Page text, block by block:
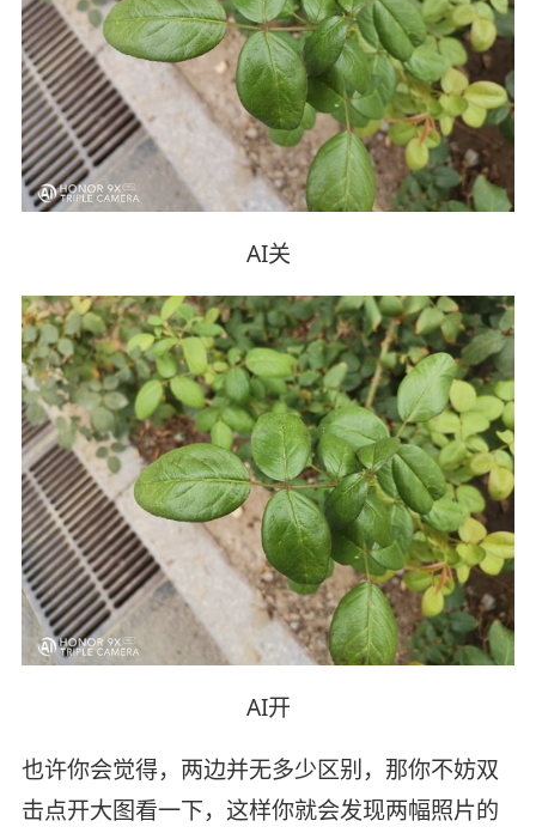
AI关
AI开
也许你会觉得，两边并无多少区别，那你不妨双
击点开大图看一下，这样你就会发现两幅照片的